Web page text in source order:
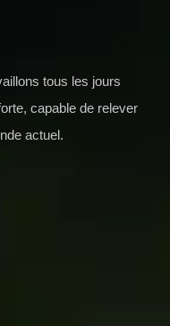
tous les jours
capable de relever
actuel.